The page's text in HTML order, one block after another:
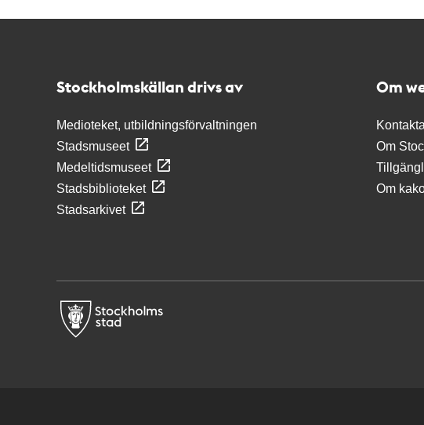
Stockholmskällan drivs av
Medioteket, utbildningsförvaltningen
Stadsmuseet
Medeltidsmuseet
Stadsbiblioteket
Stadsarkivet
Om
Om
Om